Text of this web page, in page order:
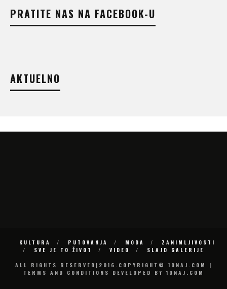
PRATITE NAS NA FACEBOOK-U
AKTUELNO
KULTURA PUTOVANJA MODA
ZANIMLJIVOSTI
SVE JE TO ŽIVOT
VIDEO
SLAJD GALERIJE
ALL RIGHTS RESERVED|2016.COPYRIGHT© 10NAJ.COM |
TERMS AND CONDITIONS DEVELOPED BY 10NAJ.COM